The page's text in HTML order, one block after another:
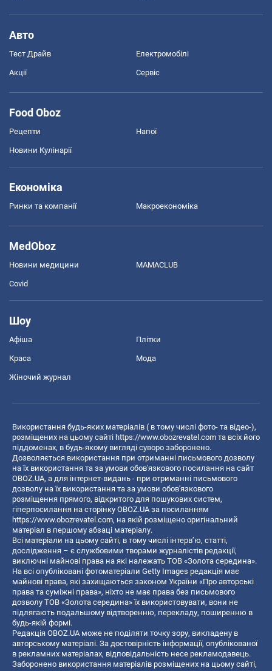
Авто
Тест Драйв Електромобілі
Акції Сервіс
Food Oboz
Рецепти Напої
Новини Кулінарії
Економіка
Ринки та компанії Макроекономіка
MedOboz
Новини медицини MAMACLUB
Covid
Шоу
Афіша Плітки
Краса Мода
Жіночий журнал
Використання будь-яких матеріалів ( в тому числі фото- та відео-),
розміщених на цьому сайті https://www.obozrevatel.com та всіх його
піддоменах, в будь-якому вигляді суворо заборонено.
Дозволяється використання при отриманні письмового дозволу
на їх використання та за умови обов'язкового посилання на сайт
OBOZ.UA, а для інтернет-видань - при отриманні письмового
дозволу на їх використання та за умови обов'язкового
розміщення прямого, відкритого для пошукових систем,
гіперпосилання на сторінку OBOZ.UA за посиланням
https://www.obozrevatel.com, на якій розміщено оригінальний
матеріал в першому абзаці матеріалу.
Всі матеріали на цьому сайті, в тому числі інтерв’ю, статті,
дослідження – є службовими творами журналістів редакції,
виключні майнові права на які належать ТОВ «Золота середина».
На всі опубліковані фотоматеріали Getty Images редакція має
майнові права, які захищаються законом України «Про авторські
права та суміжні права», ніхто не має права без письмового
дозволу ТОВ «Золота середина» їх використовувати, вони не
підлягають подальшому відтворенню, перекладу, поширенню в
будь-якій формі.
Редакція OBOZ.UA може не поділяти точку зору, викладену в
авторському матеріалі. За достовірність інформації, опублікованої
в рекламних матеріалах, відповідальність несе рекламодавець.
Заборонено використання матеріалів розміщених на цьому сайті,